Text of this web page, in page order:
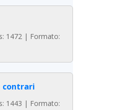
1472 | Formato:
contrari
1443 | Formato: